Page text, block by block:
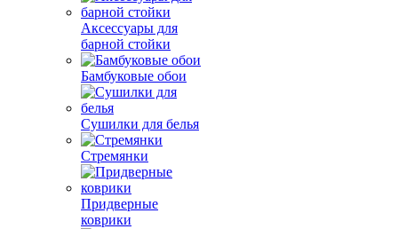
Аксессуары для
барной стойки
Бамбуковые обои
Сушилки для белья
Стремянки
Придверные
коврики